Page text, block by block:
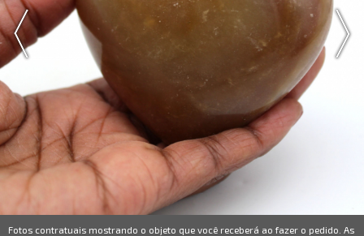
Fotos contratuais mostrando o objeto que você receberá ao fazer o pedido. As